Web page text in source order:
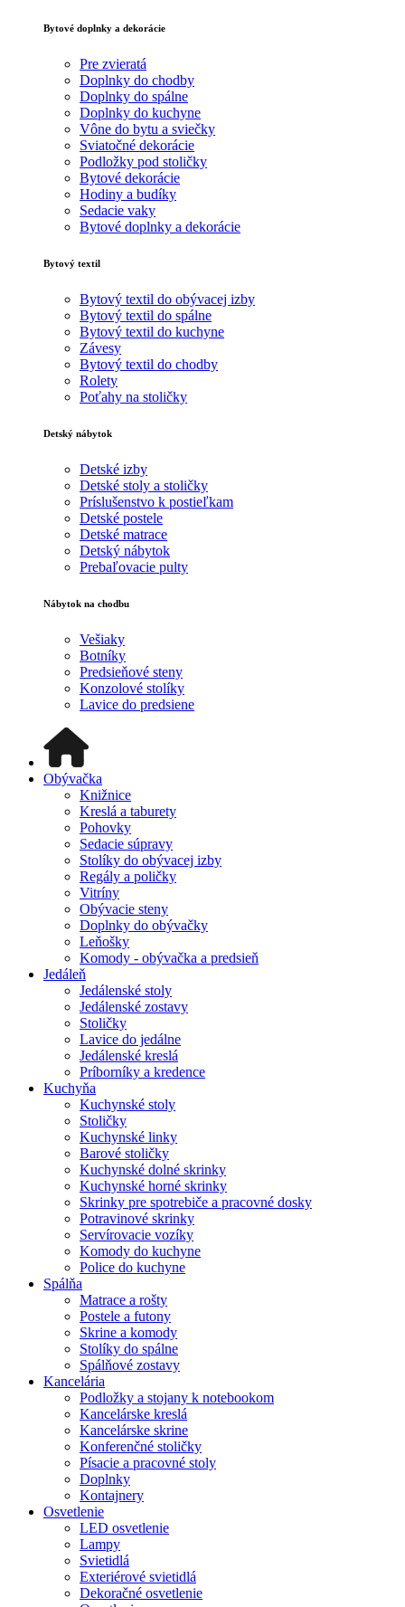
Bytové doplnky a dekorácie
Pre zvieratá
Doplnky do chodby
Doplnky do spálne
Doplnky do kuchyne
Vône do bytu a sviečky
Sviatočné dekorácie
Podložky pod stoličky
Bytové dekorácie
Hodiny a budíky
Sedacie vaky
Bytové doplnky a dekorácie
Bytový textil
Bytový textil do obývacej izby
Bytový textil do spálne
Bytový textil do kuchyne
Závesy
Bytový textil do chodby
Rolety
Poťahy na stoličky
Detský nábytok
Detské izby
Detské stoly a stoličky
Príslušenstvo k postieľkam
Detské postele
Detské matrace
Detský nábytok
Prebaľovacie pulty
Nábytok na chodbu
Vešiaky
Botníky
Predsieňové steny
Konzolové stolíky
Lavice do predsiene
Obývačka
Knižnice
Kreslá a taburety
Pohovky
Sedacie súpravy
Stolíky do obývacej izby
Regály a poličky
Vitríny
Obývacie steny
Doplnky do obývačky
Leňošky
Komody - obývačka a predsieň
Jedáleň
Jedálenské stoly
Jedálenské zostavy
Stoličky
Lavice do jedálne
Jedálenské kreslá
Príborníky a kredence
Kuchyňa
Kuchynské stoly
Stoličky
Kuchynské linky
Barové stoličky
Kuchynské dolné skrinky
Kuchynské horné skrinky
Skrinky pre spotrebiče a pracovné dosky
Potravinové skrinky
Servírovacie vozíky
Komody do kuchyne
Police do kuchyne
Spálňa
Matrace a rošty
Postele a futony
Skrine a komody
Stolíky do spálne
Spálňové zostavy
Kancelária
Podložky a stojany k notebookom
Kancelárske kreslá
Kancelárske skrine
Konferenčné stoličky
Písacie a pracovné stoly
Doplnky
Kontajnery
Osvetlenie
LED osvetlenie
Lampy
Svietidlá
Exteriérové svietidlá
Dekoračné osvetlenie